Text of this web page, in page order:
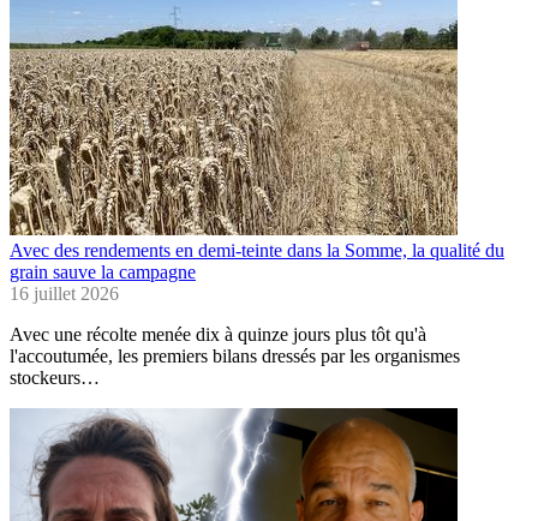
Avec des rendements en demi-teinte dans la Somme, la qualité du
grain sauve la campagne
16 juillet 2026
Avec une récolte menée dix à quinze jours plus tôt qu'à
l'accoutumée, les premiers bilans dressés par les organismes
stockeurs…